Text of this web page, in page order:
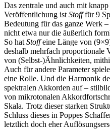
Das zentrale und auch mit
Veröffentlichung ist Stofffür 9
Bedeutung für das ganze Werk
nicht etwa nur die äußerlich
So hat Stoffeine Länge von
deshalb mehrfach proportionale
von (Selbst-)Ähnlichkeiten,
Auch für andere Parameter
eine Rolle. Und die Harmonik
spektralen Akkorden auf –
von mikrotonalen
Skala. Trotz dieser starken
Schluss dieses in Poppes
letztlich doch eher